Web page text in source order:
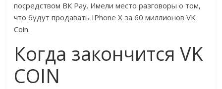
посредством ВК Pay. Имели место разговоры о том,
что будут продавать IPhone X за 60 миллионов VK
Coin.
Когда закончится VK
COIN